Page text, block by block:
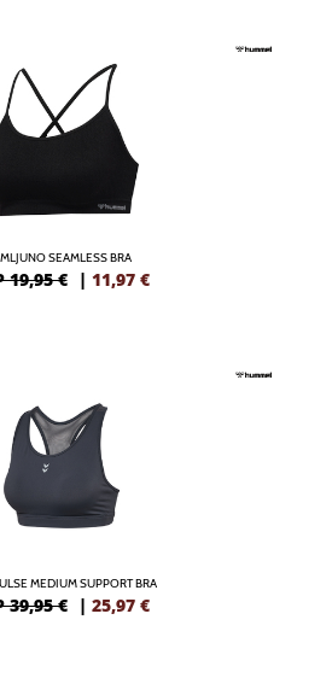
SEAMLESS BRA
19,95 € | 11,97 €
MEDIUM SUPPORT BRA
39,95 € | 25,97 €